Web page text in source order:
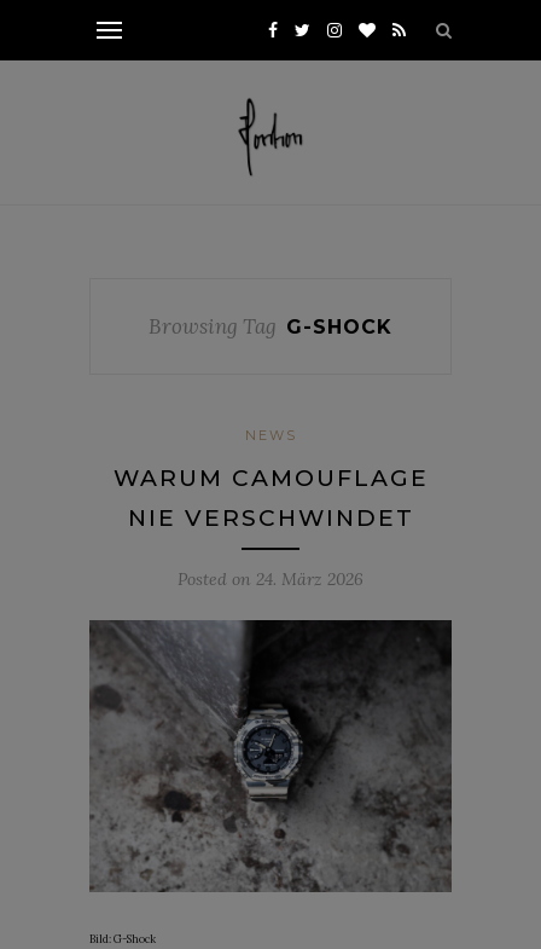
Browsing Tag G-SHOCK
NEWS
WARUM CAMOUFLAGE
NIE VERSCHWINDET
Posted on 24. März 2026
Bild: G-Shock